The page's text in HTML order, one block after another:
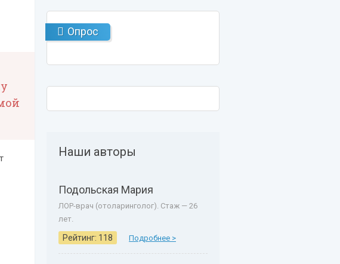
Опрос
Наши авторы
Подольская Мария
ЛОР-врач (отоларинголог). Стаж — 26
лет.
Рейтинг: 118 Подробнее >